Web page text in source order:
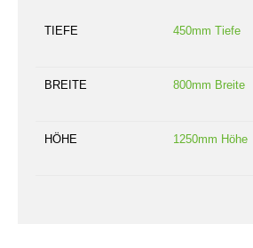
TIEFE 450mm Tiefe
BREITE 800mm Breite
HÖHE 1250mm Höhe